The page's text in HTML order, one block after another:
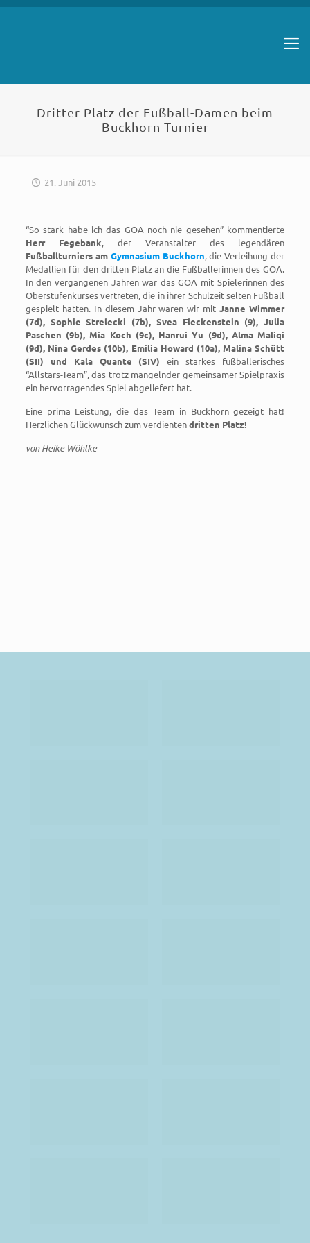
Dritter Platz der Fußball-Damen beim
Buckhorn Turnier
21. Juni 2015
“So stark habe ich das GOA noch nie gesehen” kommentierte
Herr Fegebank, der Veranstalter des legendären
Fußballturniers am Gymnasium Buckhorn, die Verleihung der
Medallien für den dritten Platz an die Fußballerinnen des GOA.
In den vergangenen Jahren war das GOA mit Spielerinnen des
Oberstufenkurses vertreten, die in ihrer Schulzeit selten Fußball
gespielt hatten. In diesem Jahr waren wir mitJanne Wimmer
(7d), Sophie Strelecki (7b), Svea Fleckenstein (9), Julia
Paschen (9b), Mia Koch (9c), Hanrui Yu (9d), Alma Maliqi
(9d), Nina Gerdes (10b), Emilia Howard (10a), Malina Schütt
(SII) und Kala Quante (SIV) ein starkes fußballerisches
“Allstars-Team”, das trotz mangelnder gemeinsamer Spielpraxis
ein hervorragendes Spiel abgeliefert hat.
Eine prima Leistung, die das Team in Buckhorn gezeigt hat!
Herzlichen Glückwunsch zum verdientendritten Platz!
von Heike Wöhlke